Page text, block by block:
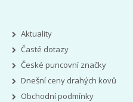
Aktuality
Časté dotazy
České puncovní značky
Dnešní ceny drahých kovů
Obchodní podmínky